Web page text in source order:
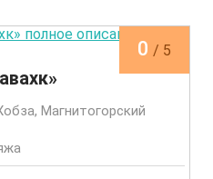
Магнитогорский
0 / 5